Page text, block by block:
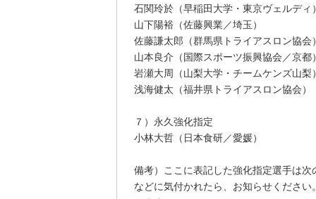
石関玲於（早稲田大学・東京ヴェルディ
山下陽裕（佐藤興業／埼玉）
佐藤謙太郎（群馬県トライアスロン協会
山本良介（国際スポーツ振興協会／京都
岩瀬大周（山梨大学・チームケンズ山梨
浅海健太（福井県トライアスロン協会）
７）永久強化指定
小林大哲（日本食研／愛媛）
備考）ここに表記した強化指定選手は
などに気付かれたら、お知らせくださ